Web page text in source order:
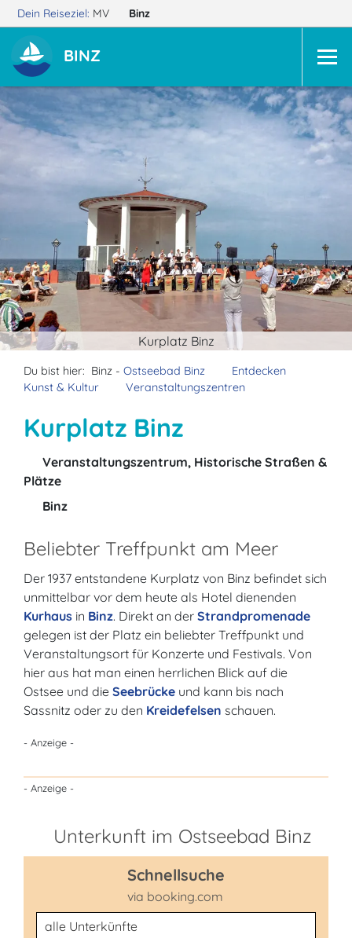
Dein Reiseziel: MV Binz
BINZ
Kurplatz Binz
Du bist hier: Binz - Ostseebad Binz
Entdecken
Kunst & Kultur
Veranstaltungszentren
Kurplatz Binz
Veranstaltungszentrum, Historische Straßen &
Plätze
Binz
Beliebter Treffpunkt am Meer
Der 1937 entstandene Kurplatz von Binz befindet sich
unmittelbar vor dem heute als Hotel dienenden
Kurhaus in Binz. Direkt an der Strandpromenade
gelegen ist der Platz ein beliebter Treffpunkt und
Veranstaltungsort für Konzerte und Festivals. Von
hier aus hat man einen herrlichen Blick auf die
Ostsee und die Seebrücke und kann bis nach
Sassnitz oder zu den Kreidefelsen schauen.
- Anzeige -
- Anzeige -
Unterkunft im Ostseebad Binz
Schnellsuche
via booking.com
Unterkunftsart